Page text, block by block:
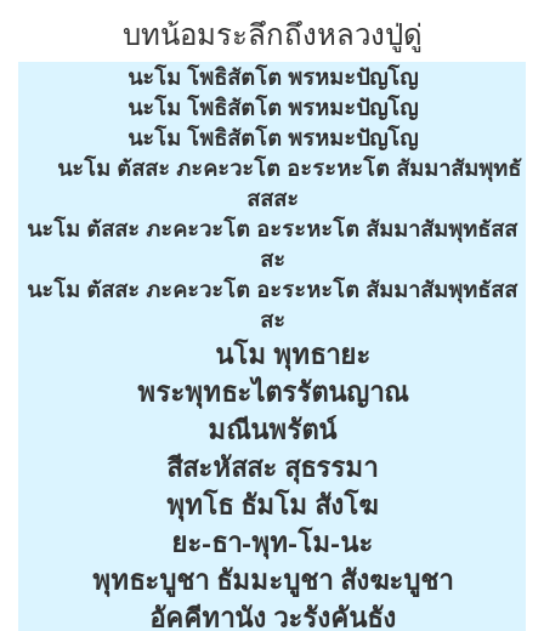
บทน้อมระลึกถึงหลวงปู่ดู่
นะโม โพธิสัตโต พรหมะปัญโญ
นะโม โพธิสัตโต พรหมะปัญโญ
นะโม โพธิสัตโต พรหมะปัญโญ
นะโม ตัสสะ ภะคะวะโต อะระหะโต สัมมาสัมพุทธั
สสสะ
นะโม ตัสสะ ภะคะวะโต อะระหะโต สัมมาสัมพุทธัสส
สะ
นะโม ตัสสะ ภะคะวะโต อะระหะโต สัมมาสัมพุทธัสส
สะ
นโม พุทธายะ
พระพุทธะไตรรัตนญาณ
มณีนพรัตน์
สีสะหัสสะ สุธรรมา
พุทโธ ธัมโม สังโฆ
ยะ-ธา-พุท-โม-นะ
พุทธะบูชา ธัมมะบูชา สังฆะบูชา
อัคคีทานัง วะรังคันธัง